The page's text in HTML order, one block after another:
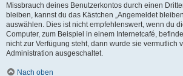
Missbrauch deines Benutzerkontos durch einen
bleiben, kannst du das Kästchen „Angemeldet
auswählen. Dies ist nicht empfehlenswert, wenn du
Computer, zum Beispiel in einem Internetcafé,
nicht zur Verfügung steht, dann wurde sie vermutlich
Administration ausgeschaltet.
Nach oben